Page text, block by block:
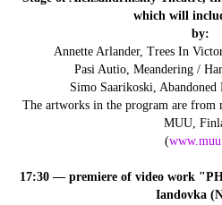
which will
by:
Annette Arlander, Trees In
Pasi Autio, Meandering /
Simo Saarikoski,
The artworks in the program are from
MUU,
(
17:30 — premiere of video work
Iandovka